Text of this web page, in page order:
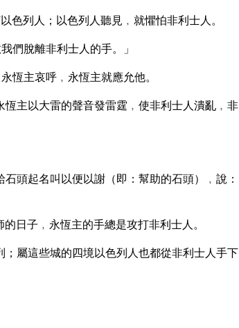
列人；以色列人聽見﹐就懼怕非利士人。
們脫離非利士人的手。」
恆主哀呼﹐永恆主就應允他。
主以大雷的聲音發雷霆﹐使非利士人潰亂﹐非
頭起名叫以便以謝（即：幫助的石頭）﹐說：
日子﹐永恆主的手總是攻打非利士人。
屬這些城的四境以色列人也都從非利士人手下